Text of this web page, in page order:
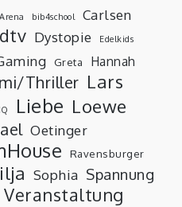
Arena bib4school
Carlsen
dtv Dystopie Edelkids
Greta Hannah
Thriller Lars
Liebe Loewe
Oetinger
Ravensburger
Sophia Spannung
Veranstaltung